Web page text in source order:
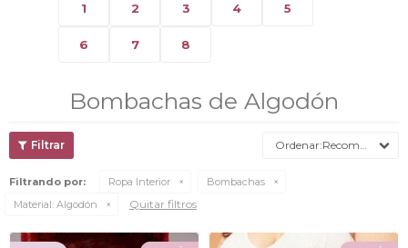
1 2 3 4 5
6 7 8
Bombachas de Algodón
Recomendados
Filtrando por: Ropa Interior
Bombachas
Material: Algodón Quitar filtros